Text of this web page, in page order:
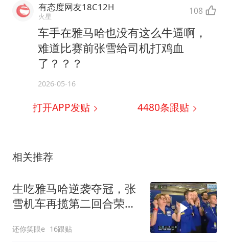
有态度网友18C12H
火星 108
车手在雅马哈也没有这么牛逼啊，
难道比赛前张雪给司机打鸡血
了？？？
2026-05-16
打开APP发贴 4480条跟贴
相关推荐
生吃雅马哈逆袭夺冠，张
雪机车再揽第二回合荣
还你笑眼e 16跟贴